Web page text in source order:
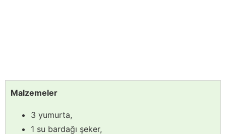
Malzemeler
3 yumurta,
1 su bardağı şeker,